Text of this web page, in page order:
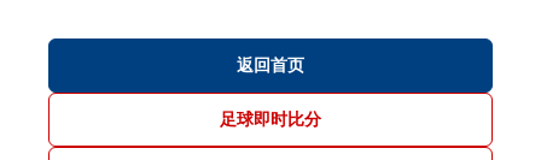
返回首页
足球即时比分